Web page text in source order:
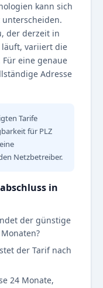
kann sich
der derzeit in
läuft, variiert die
Für eine genaue
Adresse
Tarife
für PLZ
Netzbetreiber.
in
der günstige
der Tarif nach
24 Monate,